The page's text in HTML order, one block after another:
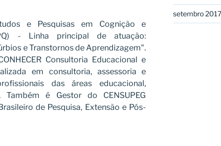
e Pesquisas em Cognição e
- Linha principal de atuação:
e Transtornos de Aprendizagem".
Consultoria Educacional e
em consultoria, assessoria e
das áreas educacional,
é Gestor do CENSUPEG
de Pesquisa, Extensão e Pós-
setembro 2017